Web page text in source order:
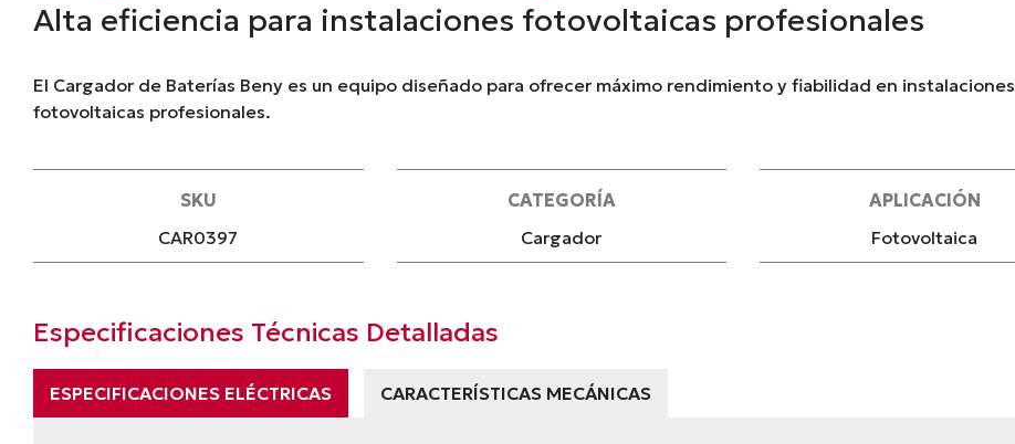
Alta eficiencia para instalaciones fotovoltaicas profesionales
El Cargador de Baterías Beny es un equipo diseñado para ofrecer máximo rendimiento y fiabilidad en instalaciones
fotovoltaicas profesionales.
SKU
CAR0397
CATEGORÍA
Cargador
APLICACIÓN
Fotovoltaica
Especificaciones Técnicas Detalladas
ESPECIFICACIONES ELÉCTRICAS CARACTERÍSTICAS MECÁNICAS